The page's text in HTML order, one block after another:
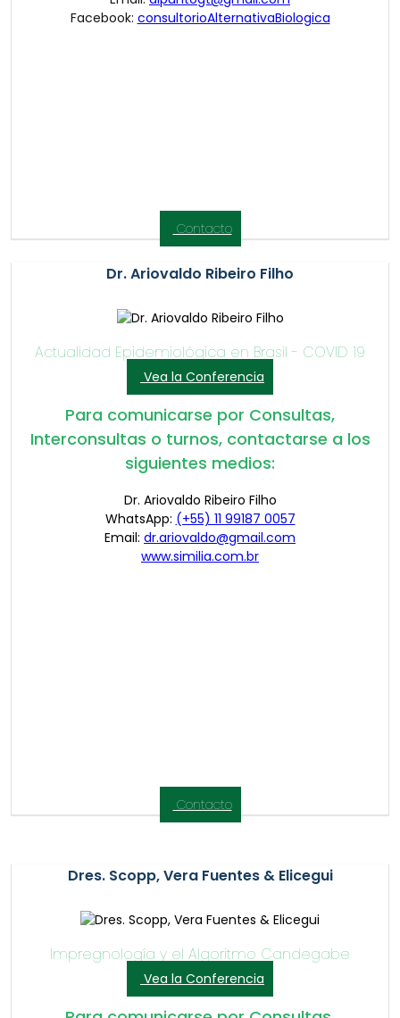
Facebook: consultorioAlternativaBiologica
Contacto
Dr. Ariovaldo Ribeiro Filho
Actualidad Epidemiológica en Brasil - COVID 19
Vea la Conferencia
Para comunicarse por Consultas,
Interconsultas o turnos, contactarse a los
siguientes medios:
Dr. Ariovaldo Ribeiro Filho
WhatsApp: (+55) 11 99187 0057
Email: dr.ariovaldo@gmail.com
www.similia.com.br
Contacto
Dres. Scopp, Vera Fuentes & Elicegui
Impregnología y el Algoritmo Candegabe
Vea la Conferencia